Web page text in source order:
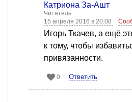
Катриона За-Ашт
Читатель
15 апреля 2016 в 20:08
Игорь Ткачев, а ещё
к тому, чтобы
привязанности.
0 Ответить